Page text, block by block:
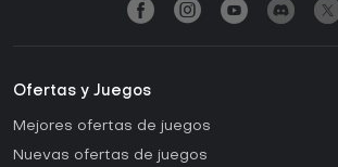
Ofertas y Juegos
Mejores ofertas de juegos
Nuevas ofertas de juegos